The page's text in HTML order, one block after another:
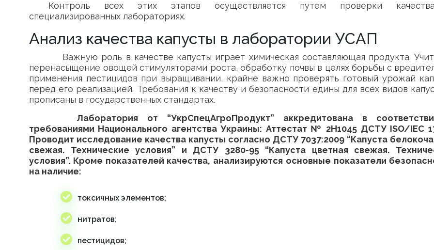
Контроль всех этих этапов осуществляется путем проверки
специализированных лабораториях.
Анализ качества капусты в лаборатории УСАП
Важную роль в качестве капусты играет химическая составляющая продукта.
перенасыщение овощей стимуляторами роста, обработку почвы в целях борьбы с
применения пестицидов при выращивании, крайне важно проверять готовый урожай
перед его реализацией. Требования к качеству и безопасности едины для всех видов
прописаны в государственных стандартах.
Лаборатория от “УкрСпецАгроПродукт” аккредитована в
требованиями Национального агентства Украины: Аттестат № 2Н1045 ДСТУ ISO/IEC
Проводит исследование качества капусты согласно ДСТУ 7037:2009 “Капуста
свежая. Технические условия” и ДСТУ 3280-95 “Капуста цветная свежая.
условия”. Кроме показателей качества, анализируются основные показатели
на наличие:
токсичных элементов;
нитратов;
пестицидов;